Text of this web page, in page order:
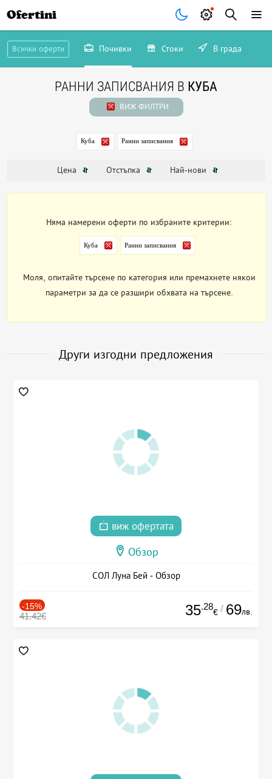
Ofertini
Всички оферти Почивки Стоки В града
РАННИ ЗАПИСВАНИЯ В КУБА
ВИЖ ФИЛТРИ
Куба Ранни записвания
Цена Отстъпка Най-нови
Няма намерени оферти по избраните критерии:
Куба Ранни записвания
Моля, опитайте търсене по категория или премахнете някои
параметри за да се разшири обхвата на търсене.
Други изгодни предложения
виж офертата
Обзор
СОЛ Луна Бей - Обзор
-15%
41.42€ 35.28
€ / 69лв.